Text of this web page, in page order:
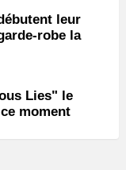
leur
robe la
Lies" le
moment